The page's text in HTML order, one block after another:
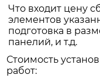
Что входит цену
элементов
подготовка в
панелий, и т.д.
Стоимость
работ: